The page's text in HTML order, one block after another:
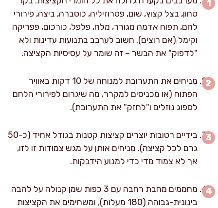
טחון, בצל קצוץ, שום, פטרוזיליה, כוסברה, ביצה, פירורי
לחם, תפוח אדמה מגורר, מלח, פלפל, כורכום, פפריקה
וקימל (אם רוצים). חשוב לערבב בתנועות עדינות ולא
"לדפוק" את הבשר – זה שומר על עסיסיות הקציצה.
מניחים את התערובת למנוחה של 10 דקות באוויר
הפתוח (או מכניסים למקרר, מה שיגרום לפירורי הלחם
לספוג נוזלים ו"לחזק" את התערובת).
בידיים רטובות יוצרים קציצות קטנות בגודל אחיד (כ-50
גרם לכל קציצה). מניחים אותן על מגש צמודות זו לזו,
אך לא צמוד מדי כדי למנוע הידבקות.
מחממים מחבת רחבה עם 3 כפות שמן קנולה על להבה
בינונית-גבוהה (180 מעלות), ומשחימים את הקציצות